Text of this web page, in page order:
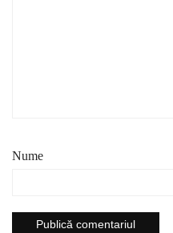
Nume